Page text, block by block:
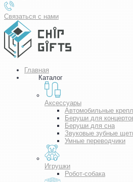
Связаться с нами
Главная
Каталог
Аксессуары
Автомобильные
Беруши для
Беруши для сна
Звуковые зубные
Умные переводчики
Игрушки
Робот-собака